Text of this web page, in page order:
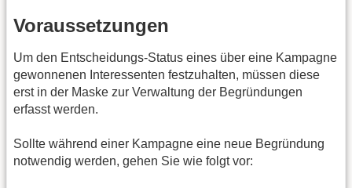
Voraussetzungen
Um den Entscheidungs-Status eines über eine Kampagne
gewonnenen Interessenten festzuhalten, müssen diese
erst in der Maske zur Verwaltung der Begründungen
erfasst werden.
Sollte während einer Kampagne eine neue Begründung
notwendig werden, gehen Sie wie folgt vor: